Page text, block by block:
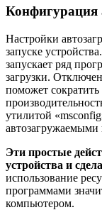
Конфигурация
Настройки
запуске
запускает ряд
загрузки.
поможет
утилитой
Эти простые
устройства и
использование
программами
компьютером.